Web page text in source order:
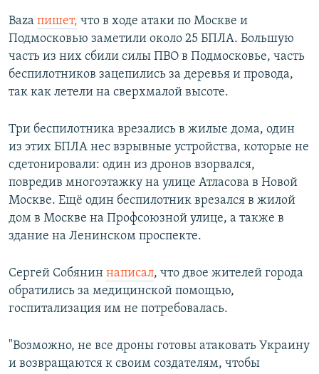
Baza пишет, что в ходе атаки по Москве и
Подмосковью заметили около 25 БПЛА. Большую
часть из них сбили силы ПВО в Подмосковье, часть
беспилотников зацепились за деревья и провода,
так как летели на сверхмалой высоте.
Три беспилотника врезались в жилые дома, один
из этих БПЛА нес взрывные устройства, которые не
сдетонировали: один из дронов взорвался,
повредив многоэтажку на улице Атласова в Новой
Москве. Ещё один беспилотник врезался в жилой
дом в Москве на Профсоюзной улице, а также в
здание на Ленинском проспекте.
Сергей Собянин написал, что двое жителей города
обратились за медицинской помощью,
госпитализация им не потребовалась.
"Возможно, не все дроны готовы атаковать Украину
и возвращаются к своим создателям, чтобы